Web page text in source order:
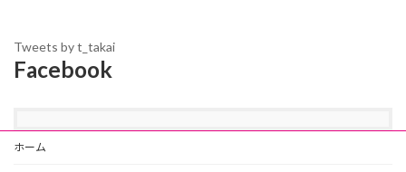
Tweets by t_takai
Facebook
ホーム